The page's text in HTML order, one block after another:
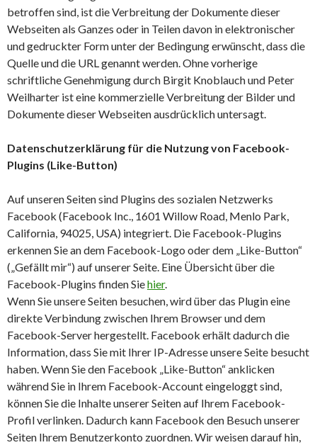
betroffen sind, ist die Verbreitung der Dokumente dieser
Webseiten als Ganzes oder in Teilen davon in elektronischer
und gedruckter Form unter der Bedingung erwünscht, dass die
Quelle und die URL genannt werden. Ohne vorherige
schriftliche Genehmigung durch Birgit Knoblauch und Peter
Weilharter ist eine kommerzielle Verbreitung der Bilder und
Dokumente dieser Webseiten ausdrücklich untersagt.
Datenschutzerklärung für die Nutzung von Facebook-
Plugins (Like-Button)
Auf unseren Seiten sind Plugins des sozialen Netzwerks
Facebook (Facebook Inc., 1601 Willow Road, Menlo Park,
California, 94025, USA) integriert. Die Facebook-Plugins
erkennen Sie an dem Facebook-Logo oder dem „Like-Button“
(„Gefällt mir“) auf unserer Seite. Eine Übersicht über die
Facebook-Plugins finden Siehier.
Wenn Sie unsere Seiten besuchen, wird über das Plugin eine
direkte Verbindung zwischen Ihrem Browser und dem
Facebook-Server hergestellt. Facebook erhält dadurch die
Information, dass Sie mit Ihrer IP-Adresse unsere Seite besucht
haben. Wenn Sie den Facebook „Like-Button“ anklicken
während Sie in Ihrem Facebook-Account eingeloggt sind,
können Sie die Inhalte unserer Seiten auf Ihrem Facebook-
Profil verlinken. Dadurch kann Facebook den Besuch unserer
Seiten Ihrem Benutzerkonto zuordnen. Wir weisen darauf hin,